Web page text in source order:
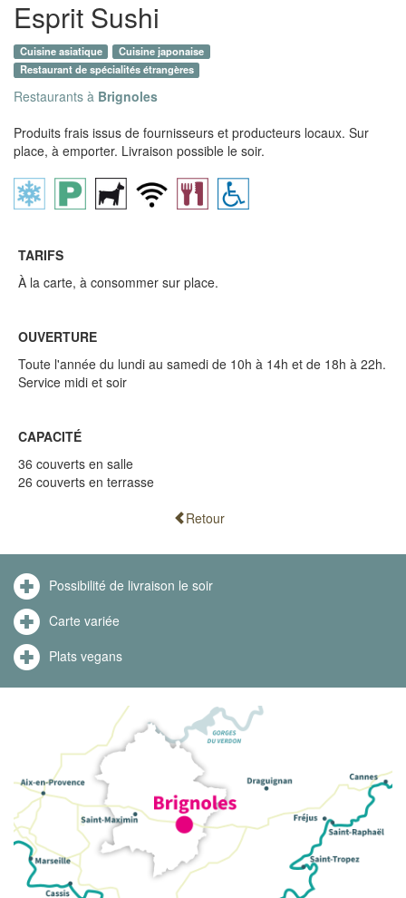
Esprit Sushi
Cuisine asiatique
Cuisine japonaise
Restaurant de spécialités étrangères
Restaurants à Brignoles
Produits frais issus de fournisseurs et producteurs locaux. Sur
place, à emporter. Livraison possible le soir.
TARIFS
À la carte, à consommer sur place.
OUVERTURE
Toute l'année du lundi au samedi de 10h à 14h et de 18h à 22h.
Service midi et soir
CAPACITÉ
36 couverts en salle
26 couverts en terrasse
Retour
Possibilité de livraison le soir
Carte variée
Plats vegans